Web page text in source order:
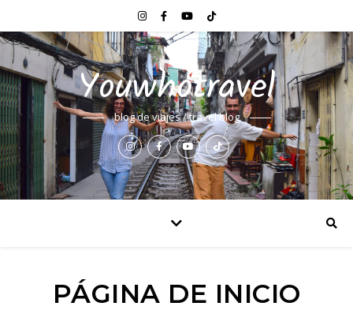
Youwhotravel
blog de viajes / travel blog
PÁGINA DE INICIO